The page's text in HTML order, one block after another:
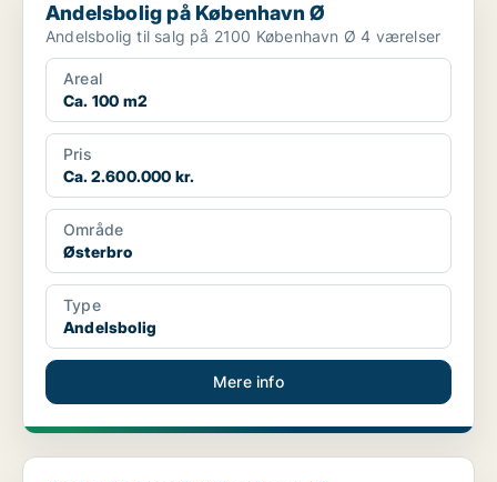
Andelsbolig på København Ø
Andelsbolig til salg på 2100 København Ø 4 værelser
Areal
Ca. 100 m2
Pris
Ca. 2.600.000 kr.
Område
Østerbro
Type
Andelsbolig
Mere info
Andelsbolig på København Ø